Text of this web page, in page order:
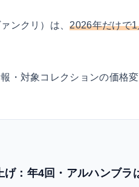
ンクリ）は、2026年だけで
・対象コレクションの価格
：年4回・アルハンブラ